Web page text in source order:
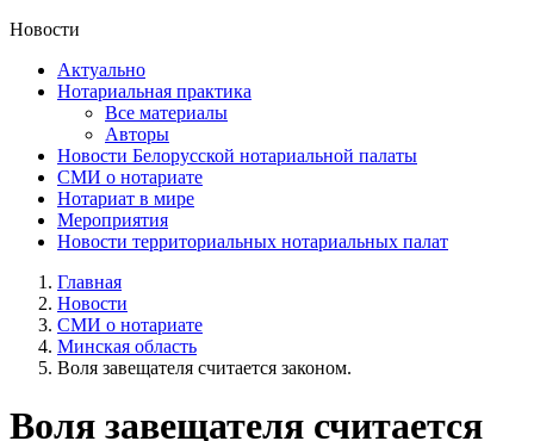
Новости
Актуально
Нотариальная практика
Все материалы
Авторы
Новости Белорусской нотариальной палаты
СМИ о нотариате
Нотариат в мире
Мероприятия
Новости территориальных нотариальных палат
Главная
Новости
СМИ о нотариате
Минская область
Воля завещателя считается законом.
Воля завещателя считается